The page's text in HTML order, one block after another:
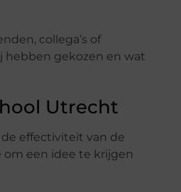
collega’s of
hebben gekozen en wat
Utrecht
effectiviteit van de
om een idee te krijgen